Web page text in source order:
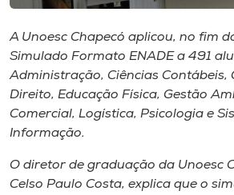
Museu
Unoesc
Store
o idioma
A Unoesc Chapecó aplicou, no fim
Simulado Formato ENADE a 491
Administração, Ciências Contábeis,
Direito, Educação Física, Gestão
Comercial, Logística, Psicologia e
Informação.
O diretor de graduação da Unoesc
Celso Paulo Costa, explica que o